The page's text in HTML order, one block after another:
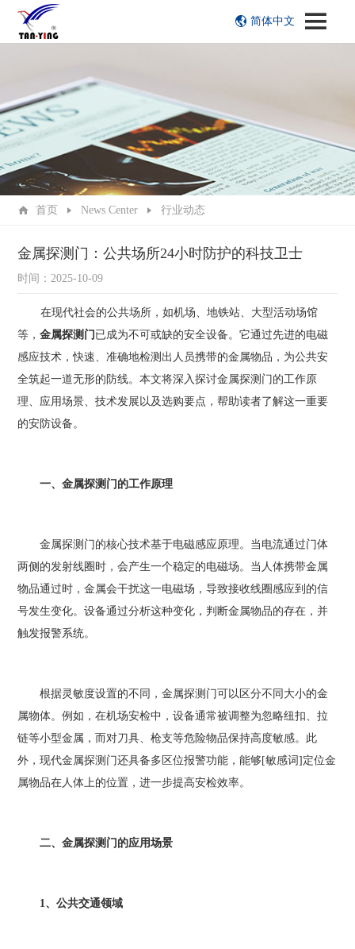
简体中文
首页 News Center 行业动态
金属探测门：公共场所24小时防护的科技卫士
时间：2025-10-09
在现代社会的公共场所，如机场、地铁站、大型活动场馆
等，金属探测门已成为不可或缺的安全设备。它通过先进的电磁
感应技术，快速、准确地检测出人员携带的金属物品，为公共安
全筑起一道无形的防线。本文将深入探讨金属探测门的工作原
理、应用场景、技术发展以及选购要点，帮助读者了解这一重要
的安防设备。
一、金属探测门的工作原理
金属探测门的核心技术基于电磁感应原理。当电流通过门体
两侧的发射线圈时，会产生一个稳定的电磁场。当人体携带金属
物品通过时，金属会干扰这一电磁场，导致接收线圈感应到的信
号发生变化。设备通过分析这种变化，判断金属物品的存在，并
触发报警系统。
根据灵敏度设置的不同，金属探测门可以区分不同大小的金
属物体。例如，在机场安检中，设备通常被调整为忽略纽扣、拉
链等小型金属，而对刀具、枪支等危险物品保持高度敏感。此
外，现代金属探测门还具备多区位报警功能，能够[敏感词]定位金
属物品在人体上的位置，进一步提高安检效率。
二、金属探测门的应用场景
1、公共交通领域